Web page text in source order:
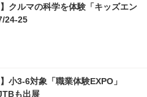
】クルマの科学を体験「キッズエン
24-25
小3-6対象「職業体験EXPO」
も出展